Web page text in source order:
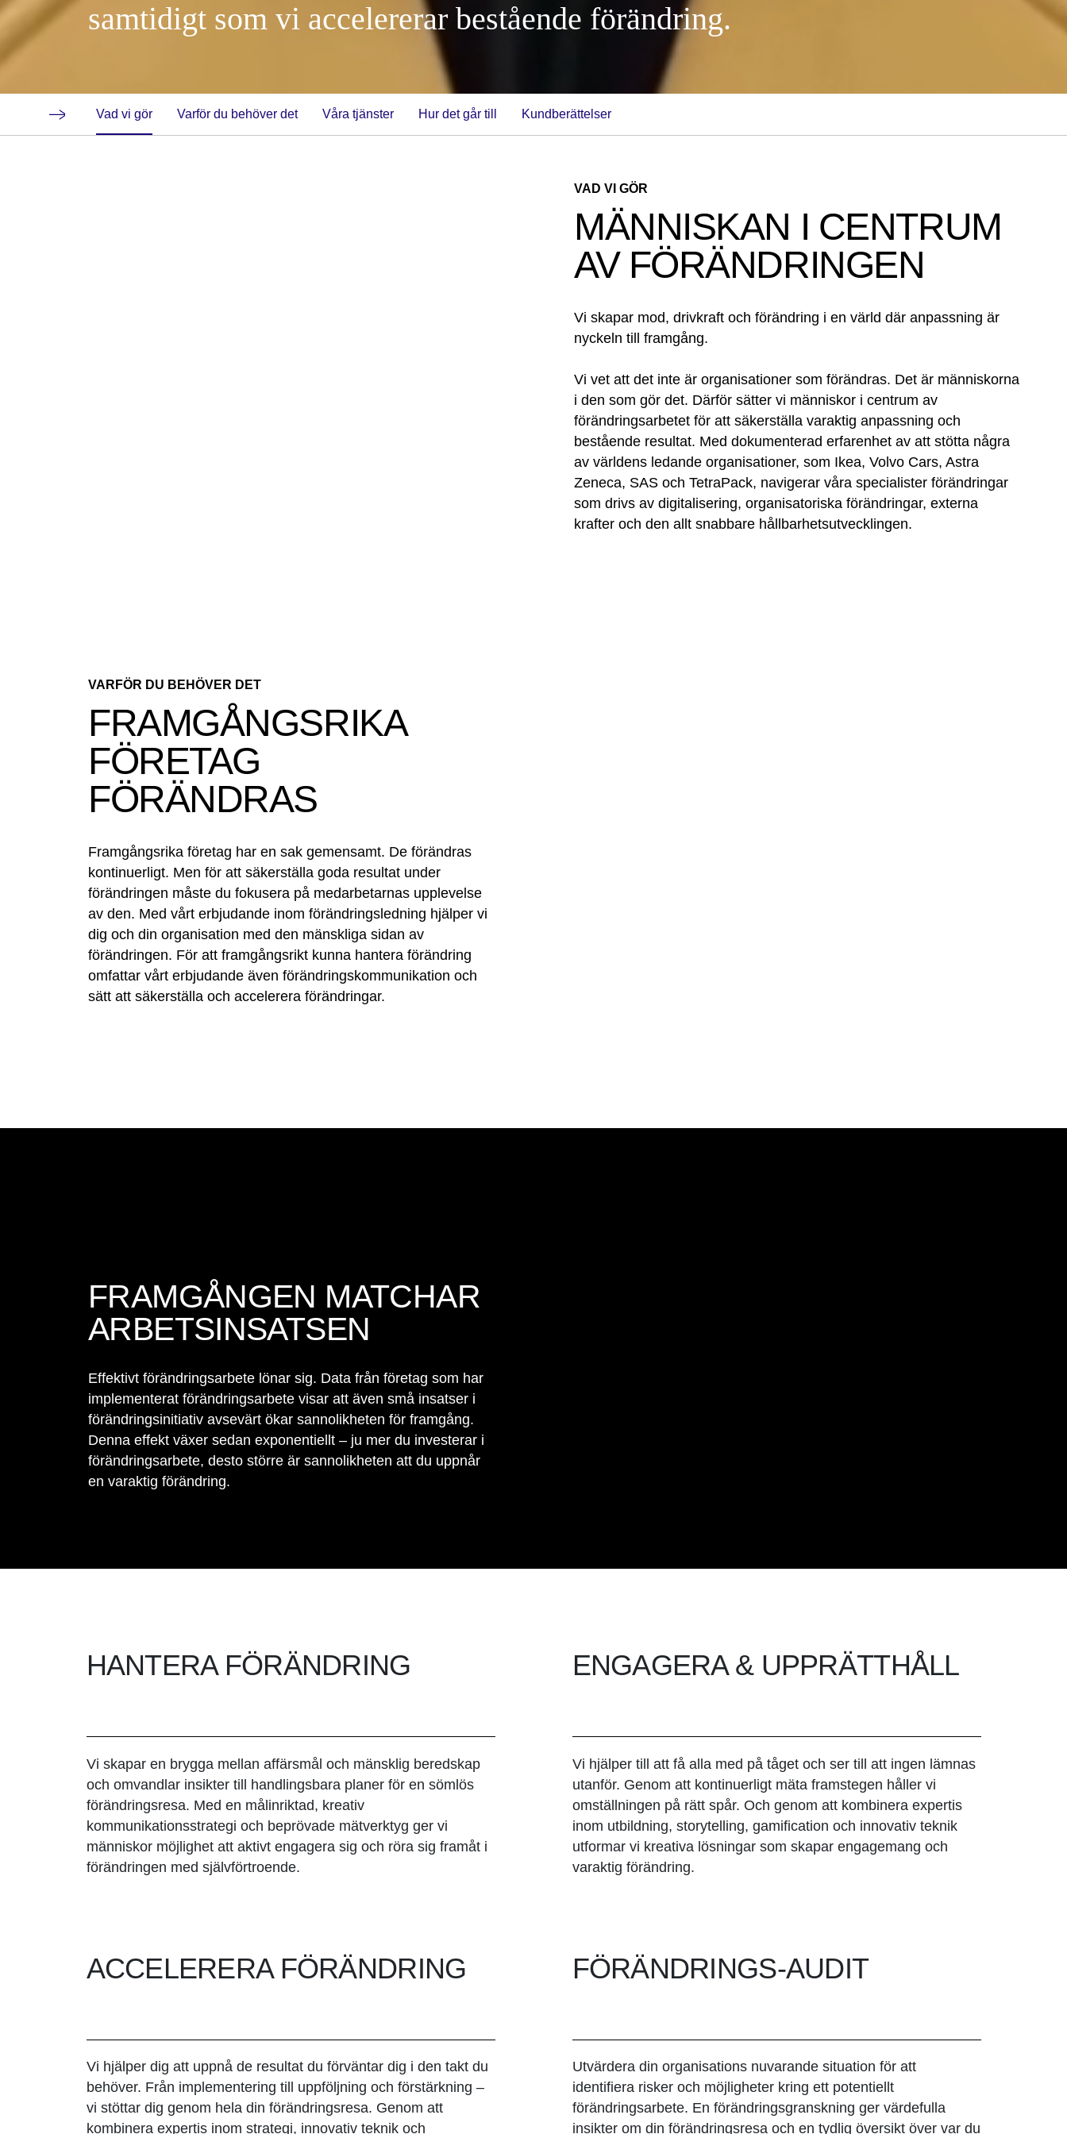
samtidigt som vi accelererar bestående förändring.
Vad vi gör Varför du behöver det Våra tjänster Hur det går till Kundberättelser
VAD VI GÖR
MÄNNISKAN I CENTRUM
AV FÖRÄNDRINGEN
Vi skapar mod, drivkraft och förändring i en värld där anpassning är
nyckeln till framgång.
Vi vet att det inte är organisationer som förändras. Det är människorna
i den som gör det. Därför sätter vi människor i centrum av
förändringsarbetet för att säkerställa varaktig anpassning och
bestående resultat. Med dokumenterad erfarenhet av att stötta några
av världens ledande organisationer, som Ikea, Volvo Cars, Astra
Zeneca, SAS och TetraPack, navigerar våra specialister förändringar
som drivs av digitalisering, organisatoriska förändringar, externa
krafter och den allt snabbare hållbarhetsutvecklingen.
VARFÖR DU BEHÖVER DET
FRAMGÅNGSRIKA
FÖRETAG
FÖRÄNDRAS
Framgångsrika företag har en sak gemensamt. De förändras
kontinuerligt. Men för att säkerställa goda resultat under
förändringen måste du fokusera på medarbetarnas upplevelse
av den. Med vårt erbjudande inom förändringsledning hjälper vi
dig och din organisation med den mänskliga sidan av
förändringen. För att framgångsrikt kunna hantera förändring
omfattar vårt erbjudande även förändringskommunikation och
sätt att säkerställa och accelerera förändringar.
FRAMGÅNGEN MATCHAR
ARBETSINSATSEN
Effektivt förändringsarbete lönar sig. Data från företag som har
implementerat förändringsarbete visar att även små insatser i
förändringsinitiativ avsevärt ökar sannolikheten för framgång.
Denna effekt växer sedan exponentiellt – ju mer du investerar i
förändringsarbete, desto större är sannolikheten att du uppnår
en varaktig förändring.
HANTERA FÖRÄNDRING
Vi skapar en brygga mellan affärsmål och mänsklig beredskap
och omvandlar insikter till handlingsbara planer för en sömlös
förändringsresa. Med en målinriktad, kreativ
kommunikationsstrategi och beprövade mätverktyg ger vi
människor möjlighet att aktivt engagera sig och röra sig framåt i
förändringen med självförtroende.
ENGAGERA & UPPRÄTTHÅLL
Vi hjälper till att få alla med på tåget och ser till att ingen lämnas
utanför. Genom att kontinuerligt mäta framstegen håller vi
omställningen på rätt spår. Och genom att kombinera expertis
inom utbildning, storytelling, gamification och innovativ teknik
utformar vi kreativa lösningar som skapar engagemang och
varaktig förändring.
ACCELERERA FÖRÄNDRING
Vi hjälper dig att uppnå de resultat du förväntar dig i den takt du
behöver. Från implementering till uppföljning och förstärkning –
vi stöttar dig genom hela din förändringsresa. Genom att
kombinera expertis inom strategi, innovativ teknik och
FÖRÄNDRINGS-AUDIT
Utvärdera din organisations nuvarande situation för att
identifiera risker och möjligheter kring ett potentiellt
förändringsarbete. En förändringsgranskning ger värdefulla
insikter om din förändringsresa och en tydlig översikt över var du